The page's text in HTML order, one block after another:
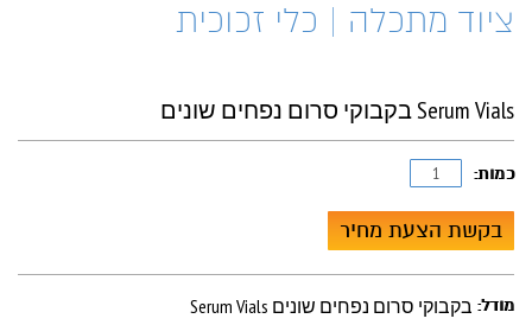
ציוד מתכלה | כלי זכוכית
Serum Vials בקבוקי סרום נפחים שונים
כמות:
בקשת הצעת מחיר
מודל: Serum Vials בקבוקי סרום נפחים שונים